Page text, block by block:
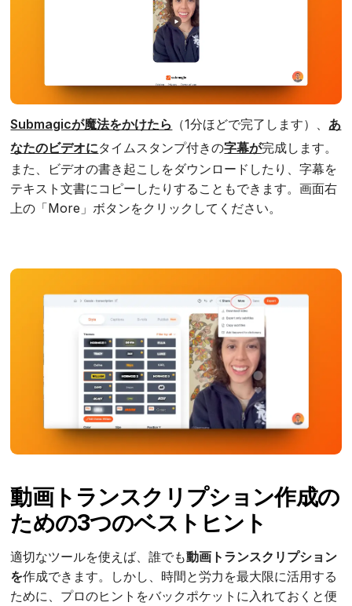
Submagicが魔法をかけたら （1分ほどで完了します）、 あ
なたのビデオにタイムスタンプ付きの字幕が完成します。
また、ビデオの書き起こしをダウンロードしたり、字幕を
テキスト文書にコピーしたりすることもできます。画面右
上の「More」ボタンをクリックしてください。
動画トランスクリプション作成の
ための3つのベストヒント
適切なツールを使えば、誰でも動画トランスクリプション
を作成できます。しかし、時間と労力を最大限に活用する
ために、プロのヒントをバックポケットに入れておくと便